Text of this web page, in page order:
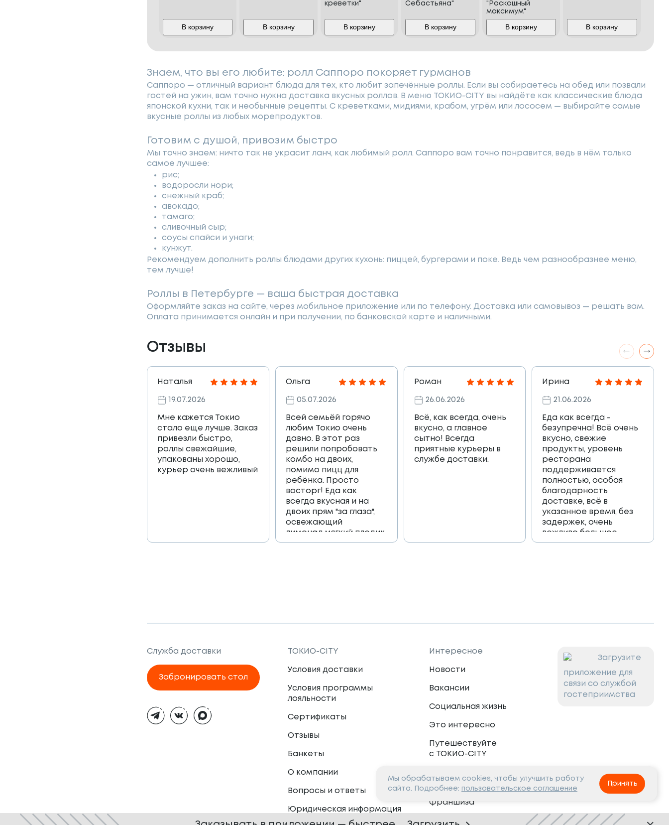
В корзину В корзину
креветки"
В корзину
Себастьяна"
В корзину
"Роскошный
максимум"
В корзину В корзину
Знаем, что вы его любите: ролл Саппоро покоряет гурманов
Саппоро — отличный вариант блюда для тех, кто любит запечённые роллы. Если вы собираетесь на обед или позвали
гостей на ужин, вам точно нужна доставка вкусных роллов. В меню ТОКИО-CITY вы найдёте как классические блюда
японской кухни, так и необычные рецепты. С креветками, мидиями, крабом, угрём или лососем — выбирайте самые
вкусные роллы из любых морепродуктов.
Готовим с душой, привозим быстро
Мы точно знаем: ничто так не украсит ланч, как любимый ролл. Саппоро вам точно понравится, ведь в нём только
самое лучшее:
рис;
водоросли нори;
снежный краб;
авокадо;
тамаго;
сливочный сыр;
соусы спайси и унаги;
кунжут.
Рекомендуем дополнить роллы блюдами других кухонь: пиццей, бургерами и поке. Ведь чем разнообразнее меню,
тем лучше!
Роллы в Петербурге — ваша быстрая доставка
Оформляйте заказ на сайте, через мобильное приложение или по телефону. Доставка или самовывоз — решать вам.
Оплата принимается онлайн и при получении, по банковской карте и наличными.
Отзывы
Наталья
19.07.2026
Мне кажется Токио
стало еще лучше. Заказ
привезли быстро,
роллы свежайшие,
упакованы хорошо,
курьер очень вежливый
Ольга
05.07.2026
Всей семьёй горячо
любим Токио очень
давно. В этот раз
решили попробовать
комбо на двоих,
помимо пицц для
ребёнка. Просто
восторг! Еда как
всегда вкусная и на
двоих прям "за глаза",
освежающий
лимонад,мягкий пледик
для пикника,и коробка
Роман
26.06.2026
Всё, как всегда, очень
вкусно, а главное
сытно! Всегда
приятные курьеры в
службе доставки.
Ирина
21.06.2026
Еда как всегда -
безупречна! Всё очень
вкусно, свежие
продукты, уровень
ресторана
поддерживается
полностью, особая
благодарность
доставке, всё в
указанное время, без
задержек, очень
вежливо большое
спасибо!!!
Служба доставки
Забронировать стол
тема
ТОКИО-CITY
Условия доставки
Условия программы
лояльности
Сертификаты
Отзывы
Банкеты
О компании
Вопросы и ответы
Юридическая информация
Интересное
Новости
Вакансии
Социальная жизнь
Это интересно
Путешествуйте
с ТОКИО-CITY
Партнёрам
Франшиза
Сотрудничество
Загрузите
приложение для
связи со службой
гостеприимства
Мы обрабатываем cookies, чтобы улучшить работу
сайта. Подробнее: пользовательское соглашение
Принять